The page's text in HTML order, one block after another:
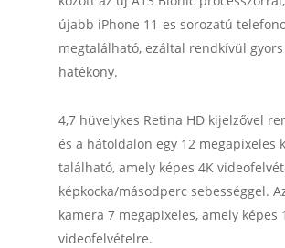
újabb iPhone 11-es sorozatú
megtalálható, ezáltal rendkívül gyors
hatékony.
4,7 hüvelykes Retina HD kijelzővel
és a hátoldalon egy 12 megapixeles
található, amely képes 4K
képkocka/másodperc sebességgel.
kamera 7 megapixeles, amely képes
videofelvételre.